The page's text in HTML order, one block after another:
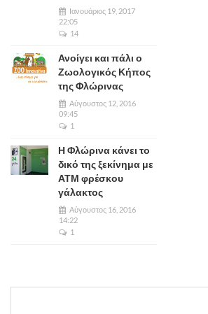
Ιανουάριος 19, 2017
22:05
14
Ανοίγει και πάλι ο
Ζωολογικός Κήπος
της Φλώρινας
Αύγουστος 12, 2016
09:45
1
Η Φλώρινα κάνει το
δικό της ξεκίνημα με
ΑΤΜ φρέσκου
γάλακτος
Αύγουστος 16, 2016
14:22
1